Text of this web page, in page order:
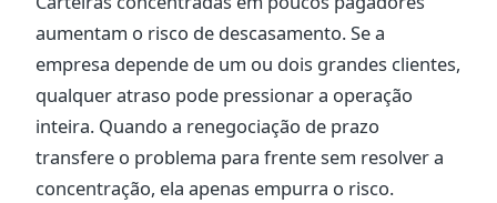
aumentam o risco de descasamento. Se a
empresa depende de um ou dois grandes clientes,
qualquer atraso pode pressionar a operação
inteira. Quando a renegociação de prazo
transfere o problema para frente sem resolver a
concentração, ela apenas empurra o risco.